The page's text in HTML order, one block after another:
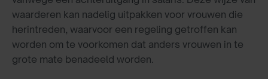
waarderen kan nadelig uitpakken voor vrouwen die
herintreden, waarvoor een regeling getroffen kan
worden om te voorkomen dat anders vrouwen in te
grote mate benadeeld worden.